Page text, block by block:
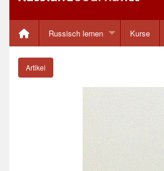
Russisch lernen Kurse
Artikel